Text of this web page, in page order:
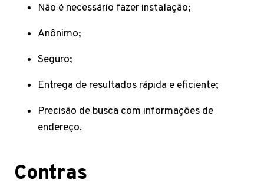
Não é necessário fazer instalação;
Anônimo;
Seguro;
Entrega de resultados rápida e eficiente;
Precisão de busca com informações de
endereço.
Contras